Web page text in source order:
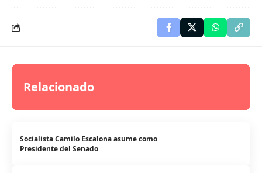
Relacionado
Socialista Camilo Escalona asume como
Presidente del Senado